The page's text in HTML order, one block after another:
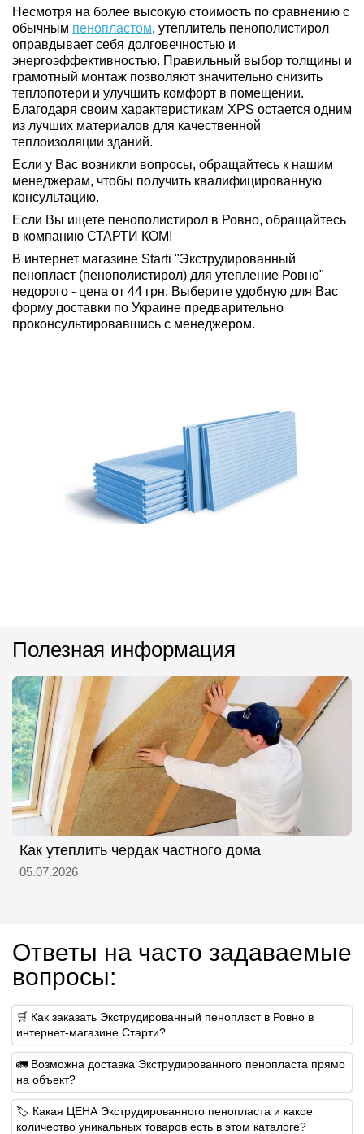
Несмотря на более высокую стоимость по сравнению с
обычным пенопластом, утеплитель пенополистирол
оправдывает себя долговечностью и
энергоэффективностью. Правильный выбор толщины и
грамотный монтаж позволяют значительно снизить
теплопотери и улучшить комфорт в помещении.
Благодаря своим характеристикам XPS остается одним
из лучших материалов для качественной
теплоизоляции зданий.
Если у Вас возникли вопросы, обращайтесь к нашим
менеджерам, чтобы получить квалифицированную
консультацию.
Если Вы ищете пенополистирол в Ровно, обращайтесь
в компанию СТАРТИ КОМ!
В интернет магазине Starti "Экструдированный
пенопласт (пенополистирол) для утепление Ровно"
недорого - цена от 44 грн. Выберите удобную для Вас
форму доставки по Украине предварительно
проконсультировавшись с менеджером.
Полезная информация
Как утеплить чердак частного дома
05.07.2026
Ответы на часто задаваемые
вопросы:
🛒 Как заказать Экструдированный пенопласт в Ровно в
интернет-магазине Старти?
🚛 Возможна доставка Экструдированного пенопласта прямо
на объект?
🏷 Какая ЦЕНА Экструдированного пенопласта и какое
количество уникальных товаров есть в этом каталоге?